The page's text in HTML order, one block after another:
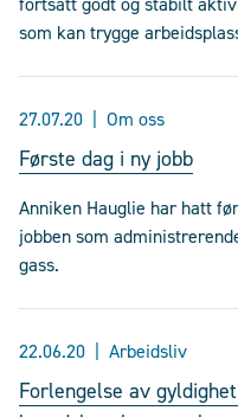
som kan trygge
27.07.20 Om oss
Første dag i ny jobb
Anniken Hauglie har hatt
jobben som
gass.
22.06.20 Arbeidsliv
Forlengelse av